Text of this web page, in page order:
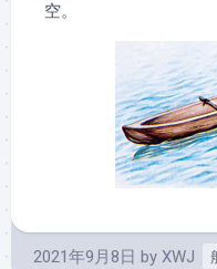
空。
2021年9月8日 by XWJ